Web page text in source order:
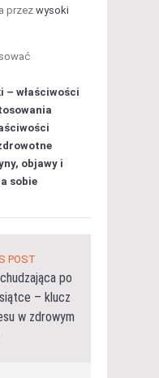
przez wysoki
– właściwości
objawy i
sobie
POST
po
– klucz
w zdrowym